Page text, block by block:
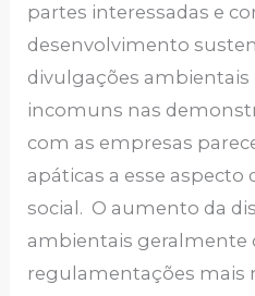
partes interessadas e
desenvolvimento
divulgações
incomuns nas
com as empresas
apáticas a esse aspecto
social. O aumento da
ambientais geralmente
regulamentações mais